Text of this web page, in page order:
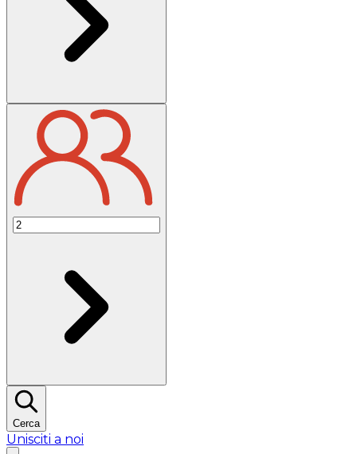
Cerca
Unisciti a noi